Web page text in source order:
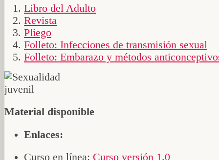
Libro del Adulto
Revista
Pliego
Folleto: Infecciones de transmisión sexual
Folleto: Embarazo y métodos
Material disponible
Enlaces:
Curso en línea: Curso versión 1.0